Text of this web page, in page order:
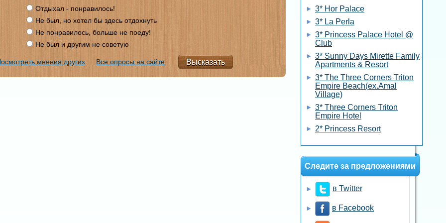
Отдыхал - понравилось!
Не был, но хотел бы здесь отдохнуть
Не понравилось, больше не поеду!
Не был и другим не советую
мнения других Все опросы на сайте
3* Hor Palace
3* La Perla
3* Princess Palace Hotel @
Club
3* Sunny Days Mirette Family
Apartments & Resort
3* The Three Corners Triton
Empire Beach(ex.Amal
Village)
3* Three Corners Triton
Empire Hotel
2* Princess Resort
Следите за предложениями
в Twitter
в Facebook